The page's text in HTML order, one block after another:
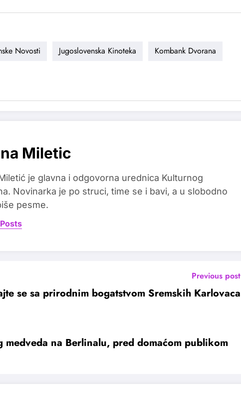
Novosti Jugoslovenska Kinoteka Kombank Dvorana
Miletic
je glavna i odgovorna urednica Kulturnog
Novinarka je po struci, time se i bavi, a u slobodno
pesme.
Previous post
se sa prirodnim bogatstvom Sremskih Karlovaca
medveda na Berlinalu, pred domaćom publikom